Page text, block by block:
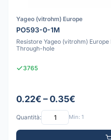
Yageo (vitrohm) Europe
PO593-0-1M
Resistore Yageo (vitrohm)
Through-hole
3765
0.22€ – 0.35€
Quantità: Min: 1